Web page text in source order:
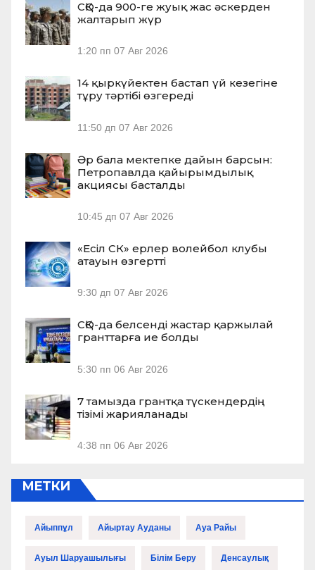
СҚО-да 900-ге жуық жас әскерден
жалтарып жүр
1:20 пп 07 Авг 2026
14 қыркүйектен бастап үй кезегіне
тұру тәртібі өзгереді
11:50 дп 07 Авг 2026
Әр бала мектепке дайын барсын:
Петропавлда қайырымдылық
акциясы басталды
10:45 дп 07 Авг 2026
«Есіл СК» ерлер волейбол клубы
атауын өзгертті
9:30 дп 07 Авг 2026
СҚО-да белсенді жастар қаржылай
гранттарға ие болды
5:30 пп 06 Авг 2026
7 тамызда грантқа түскендердің
тізімі жарияланады
4:38 пп 06 Авг 2026
МЕТКИ
Айыппұл Айыртау Ауданы Ауа Райы
Ауыл Шаруашылығы Білім Беру Денсаулық